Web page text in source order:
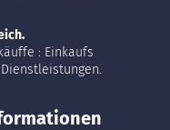
: Einkaufs